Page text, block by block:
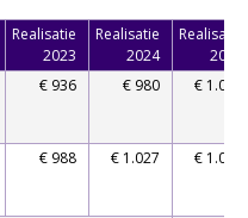
Realisatie
2023
Realisatie
2024
Realisatie
2025
€ 936 € 980 € 1.011
€ 988 € 1.027 € 1.061